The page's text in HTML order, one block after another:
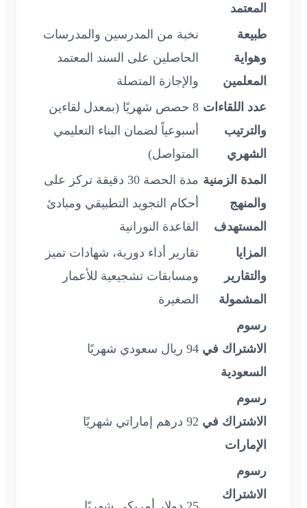
المعتمد
طبيعة
وهواية
المعلمين
نخبة من المدرسين والمدرسات
الحاصلين على السند المعتمد
والإجازة المتصلة
عدد اللقاءات
والترتيب
الشهري
8 حصص شهريًا (بمعدل لقاءين
أسبوعياً لضمان البناء التعليمي
المتواصل)
المدة الزمنية
والمنهج
المستهدف
مدة الحصة 30 دقيقة تركز على
أحكام التجويد التطبيقي ومبادئ
القاعدة النورانية
المزايا
والتقارير
المشمولة
تقارير أداء دورية، شهادات تميز
ومسابقات تشجيعية للأعمار
الصغيرة
رسوم
الاشتراك في
السعودية
94 ريال سعودي شهريًا
رسوم
الاشتراك في
الإمارات
92 درهم إماراتي شهريًا
رسوم
الاشتراك